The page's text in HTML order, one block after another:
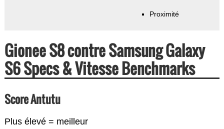
Proximité
Gionee S8 contre Samsung Galaxy
S6 Specs & Vitesse Benchmarks
Score Antutu
Plus élevé = meilleur